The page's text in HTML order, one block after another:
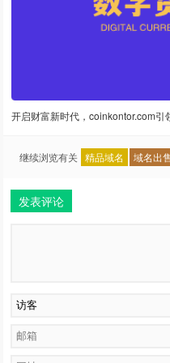
开启财富新时代，coinkontor.com引
继续浏览有关 精品域名 域名出
发表评论